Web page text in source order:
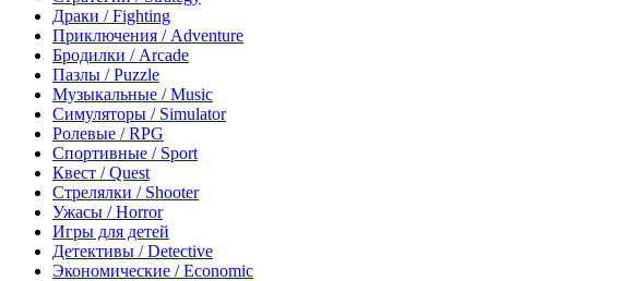
Драки / Fighting
Приключения / Adventure
Бродилки / Arcade
Пазлы / Puzzle
Музыкальные / Music
Симуляторы / Simulator
Ролевые / RPG
Спортивные / Sport
Квест / Quest
Стрелялки / Shooter
Ужасы / Horror
Игры для детей
Детективы / Detective
Экономические / Economic